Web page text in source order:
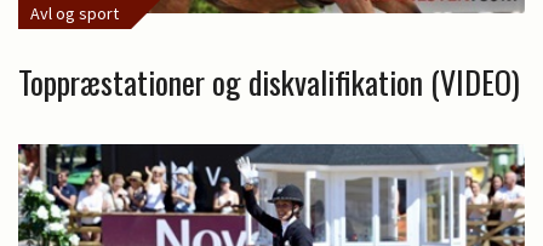
Avl og sport
Toppræstationer og diskvalifikation (VIDEO)